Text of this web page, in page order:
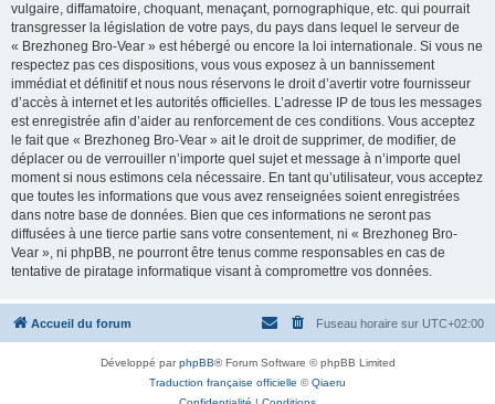
vulgaire, diffamatoire, choquant, menaçant, pornographique, etc. qui pourrait
transgresser la législation de votre pays, du pays dans lequel le serveur de
« Brezhoneg Bro-Vear » est hébergé ou encore la loi internationale. Si vous ne
respectez pas ces dispositions, vous vous exposez à un bannissement
immédiat et définitif et nous nous réservons le droit d’avertir votre fournisseur
d’accès à internet et les autorités officielles. L’adresse IP de tous les messages
est enregistrée afin d’aider au renforcement de ces conditions. Vous acceptez
le fait que « Brezhoneg Bro-Vear » ait le droit de supprimer, de modifier, de
déplacer ou de verrouiller n’importe quel sujet et message à n’importe quel
moment si nous estimons cela nécessaire. En tant qu’utilisateur, vous acceptez
que toutes les informations que vous avez renseignées soient enregistrées
dans notre base de données. Bien que ces informations ne seront pas
diffusées à une tierce partie sans votre consentement, ni « Brezhoneg Bro-
Vear », ni phpBB, ne pourront être tenus comme responsables en cas de
tentative de piratage informatique visant à compromettre vos données.
Accueil du forum Fuseau horaire sur UTC+02:00
Développé parphpBB® Forum Software © phpBB Limited
Traduction française officielle ©Qiaeru